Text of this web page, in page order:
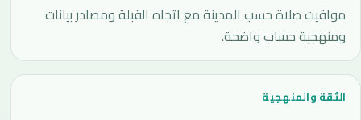
مواقيت صلاة حسب المدينة مع اتجاه القبلة ومصادر بيانات
ومنهجية حساب واضحة.
الثقة والمنهجية